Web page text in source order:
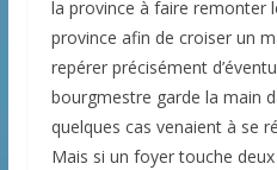
la province à faire remonter
province afin de croiser un
repérer précisément
bourgmestre garde la main
quelques cas venaient à se
Mais si un foyer touche